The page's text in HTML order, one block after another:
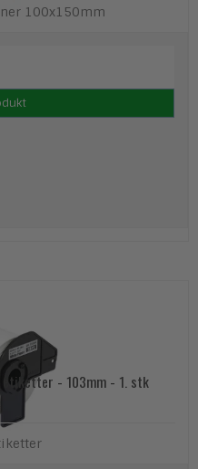
100x150mm
etiketter - 103mm - 1. stk